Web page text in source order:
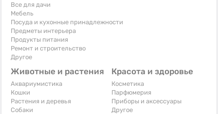
Все для дачи
Мебель
Посуда и кухонные принадлежности
Предметы интерьера
Продукты питания
Ремонт и строительство
Другое
Животные и растения
Аквариумистика
Кошки
Растения и деревья
Собаки
Красота и здоровье
Косметика
Парфюмерия
Приборы и аксессуары
Другое